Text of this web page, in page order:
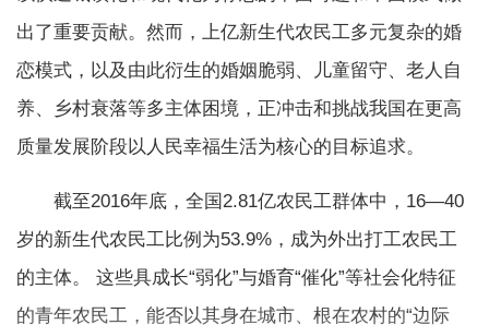
出了重要贡献。然而，上亿新生代农民工多元复杂的婚
恋模式，以及由此衍生的婚姻脆弱、儿童留守、老人自
养、乡村衰落等多主体困境，正冲击和挑战我国在更高
质量发展阶段以人民幸福生活为核心的目标追求。
截至2016年底，全国2.81亿农民工群体中，16—40
岁的新生代农民工比例为53.9%，成为外出打工农民工
的主体。 这些具成长“弱化”与婚育“催化”等社会化特征
的青年农民工，能否以其身在城市、根在农村的“边际